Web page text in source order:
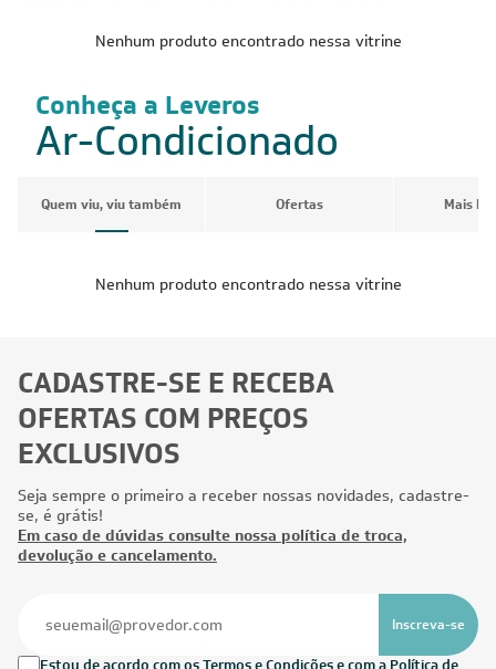
Nenhum produto encontrado nessa vitrine
Conheça a Leveros
Ar-Condicionado
Quem viu, viu também Ofertas Mais
Nenhum produto encontrado nessa vitrine
CADASTRE-SE E RECEBA
OFERTAS COM PREÇOS
EXCLUSIVOS
Seja sempre o primeiro a receber nossas novidades, cadastre-
se, é grátis!
Em caso de dúvidas consulte nossa política de troca,
devolução e cancelamento.
Inscreva-se
Estou de acordo com os Termos e Condições e com a Política de